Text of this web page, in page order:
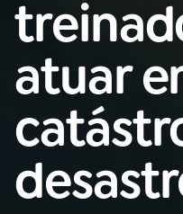
01INÍCIO
02 A RÁDIO
03 PROGRAMAÇÃO
04PROGRAMAS
atuar